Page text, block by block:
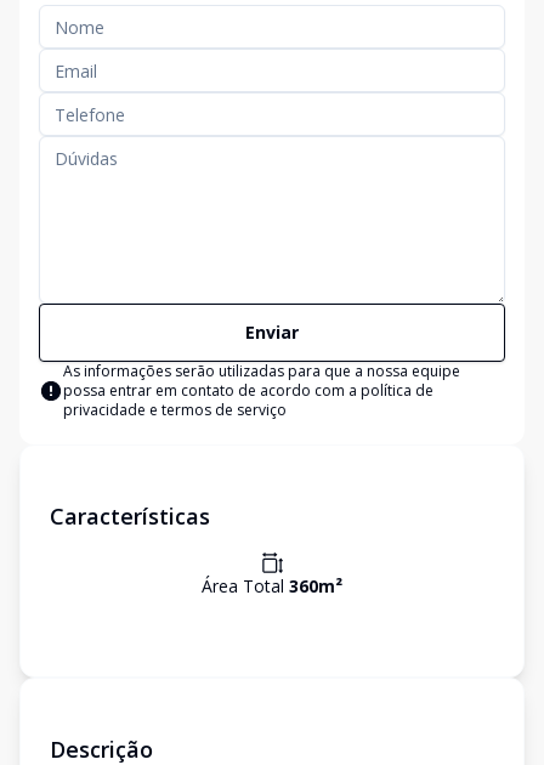
Enviar
As informações serão utilizadas para que a nossa equipe
possa entrar em contato de acordo com a política de
privacidade e termos de serviço
Características
Área Total 360m²
Descrição